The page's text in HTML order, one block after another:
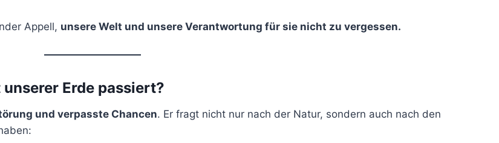
Appell, unsere Welt und unsere Verantwortung für sie nicht zu vergessen.
Erde passiert?
und verpasste Chancen. Er fragt nicht nur nach der Natur, sondern auch nach den